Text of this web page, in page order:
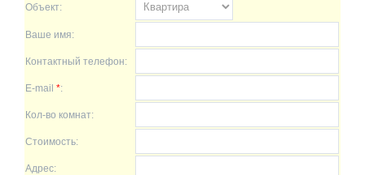
Объект:
Ваше имя:
Контактный телефон:
E-mail *:
Кол-во комнат:
Стоимость:
Адрес: